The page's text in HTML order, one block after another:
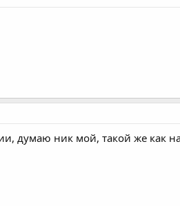
думаю ник мой, такой же как